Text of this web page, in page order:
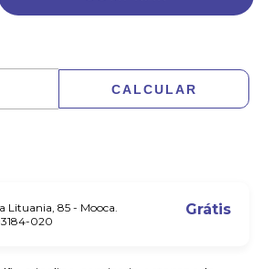
CALCULAR
Lituania, 85 - Mooca.
020
Grátis